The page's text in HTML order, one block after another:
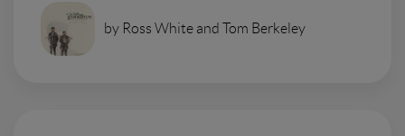
by Ross White and Tom Berkeley